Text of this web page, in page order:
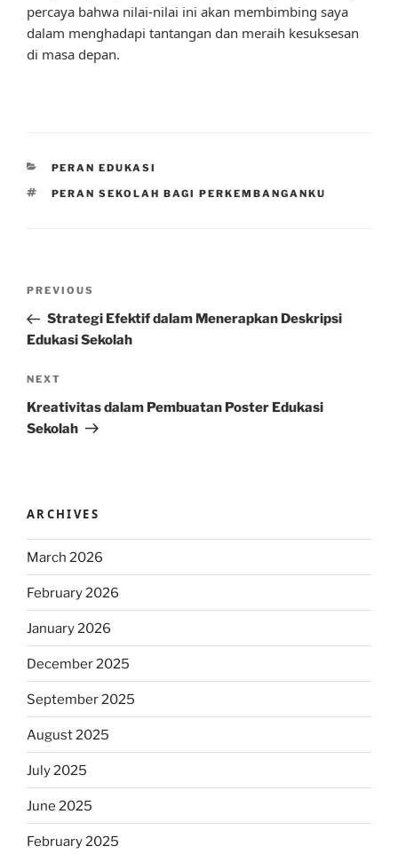
percaya bahwa nilai-nilai ini akan membimbing saya
dalam menghadapi tantangan dan meraih kesuksesan
di masa depan.
CATEGORIES
PERAN EDUKASI
TAGS
PERAN SEKOLAH BAGI PERKEMBANGANKU
Previous
Post
PREVIOUS
Strategi Efektif dalam Menerapkan Deskripsi
Edukasi Sekolah
Next
Post
NEXT
Kreativitas dalam Pembuatan Poster Edukasi
Sekolah
ARCHIVES
March 2026
February 2026
January 2026
December 2025
September 2025
August 2025
July 2025
June 2025
February 2025